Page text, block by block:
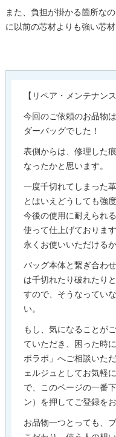
また、負担が掛かる箇所な
に以前の芯材よりも強い芯
【リペア・メンテナン
今回のご依頼のお品物
ダーバッグでした！
表側からは、修理した
なったかと思います。
一度千切れてしまった
とはいえどうしても強
今後の使用に耐えられ
使って仕上げておりま
永くお使いいただける
バッグ本体と繋ぎ合わ
は千切れたり破れたり
すので、そうなってい
い。
もし、気になることが
ていただき、困った時
ボラボ」へご相談いた
ェルジュとしてお気軽
で、このページの一番
ン）を押してご登録を
お品物一つとっても、